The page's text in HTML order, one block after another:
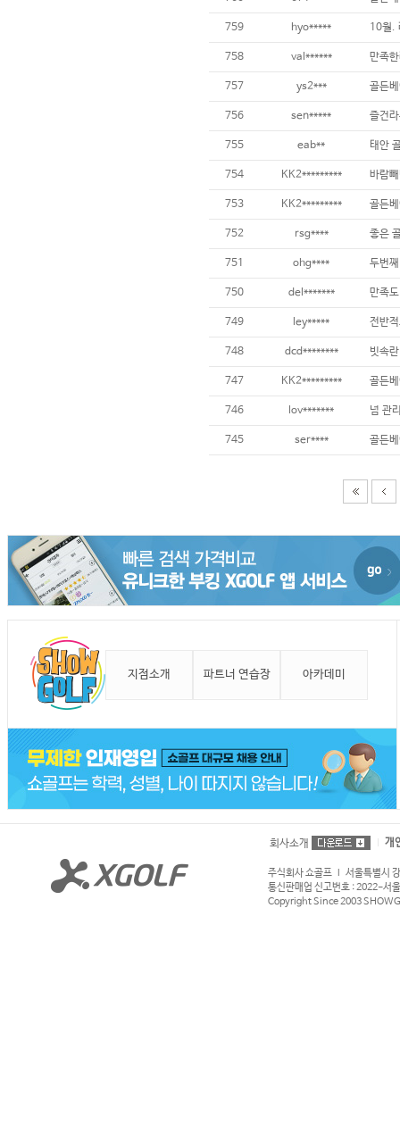
759 hyo*****
758 val******
757 ys2*** 골든
756 sen***** 즐건
755 eab** 태안
754 KK2********* 바람
753 KK2********* 골든
752 rsg**** 좋은
751 ohg**** 두번째
750 del******* 만족
749 ley***** 전반
748 dcd******** 빗속
747 KK2********* 골든
746 lov*******
745 ser**** 골든
지점소개 파트너 연습장 아카데미
회사소개 개
주식회사 쇼골프 l 서울특별시
통신판매업 신고번호 : 2022-
Copyright Since 2003